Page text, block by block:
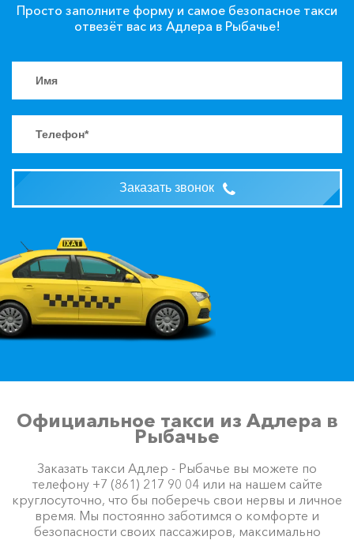
Просто заполните форму и самое безопасное такси
отвезёт вас из Адлера в Рыбачье!
Заказать звонок
Официальное такси из Адлера в
Рыбачье
Заказать такси Адлер - Рыбачье вы можете по
телефону +7 (861) 217 90 04 или на нашем сайте
круглосуточно, что бы поберечь свои нервы и личное
время. Мы постоянно заботимся о комфорте и
безопасности своих пассажиров, максимально